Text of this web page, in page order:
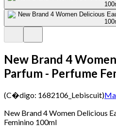
New Brand 4
Parfum - Perfume
(C�digo: 1682106_Lebiscuit)
New Brand 4 Women Delicious
Feminino 100ml